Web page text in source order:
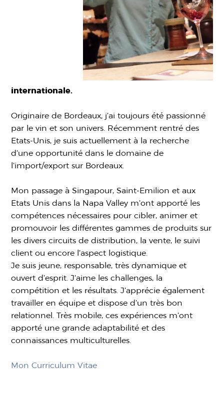
internationale.
Originaire de Bordeaux, j’ai toujours été passionné
par le vin et son univers. Récemment rentré des
Etats-Unis, je suis actuellement à la recherche
d’une opportunité dans le domaine de
l’import/export sur Bordeaux.
Mon passage à Singapour, Saint-Emilion et aux
Etats Unis dans la Napa Valley m’ont apporté les
compétences nécessaires pour cibler, animer et
promouvoir les différentes gammes de produits sur
les divers circuits de distribution, la vente, le suivi
client ou encore l’aspect logistique.
Je suis jeune, responsable, très dynamique et
ouvert d’esprit. J’aime les challenges, la
compétition et les résultats. J’apprécie également
travailler en équipe et dispose d’un très bon
relationnel. Très mobile, ces expériences m’ont
apporté une grande adaptabilité et des
connaissances multiculturelles.
Mon Curriculum Vitae